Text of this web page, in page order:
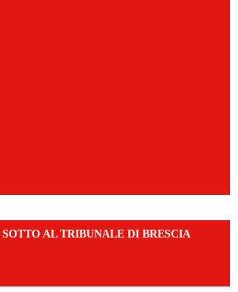
AL TRIBUNALE DI BRESCIA